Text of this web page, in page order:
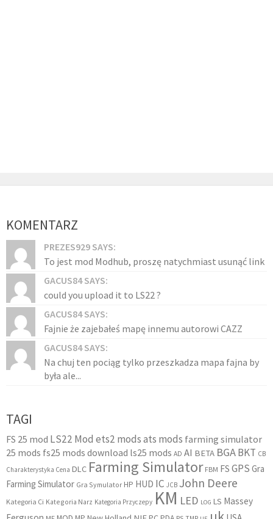
KOMENTARZ
PREZES929 SAYS:
To jest mod Modhub, proszę natychmiast usunąć link
GACUS84 SAYS:
could you upload it to LS22 ?
GACUS84 SAYS:
Fajnie że zajebałeś mapę innemu autorowi CAZZ
GACUS84 SAYS:
Na chuj ten pociąg tylko przeszkadza mapa fajna by
była ale...
TAGI
FS 25 mod LS22 Mod ets2 modsats mods farming simulator
25 mods fs25 mods download ls25 mods AD AI BETA BGABKT CB
Charakterystyka Cena DLC Farming Simulator FBM FS GPS Gra
Farming Simulator Gra Symulator HP HUD IC JCB John Deere
Kategoria Ci Kategoria Narz Kategoria Przyczepy KM LED LOG LS Massey